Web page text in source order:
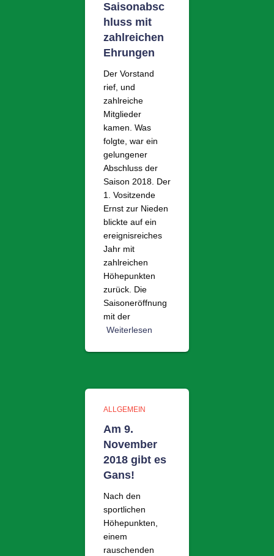
Saisonabsc
hluss mit
zahlreichen
Ehrungen
Der Vorstand
rief, und
zahlreiche
Mitglieder
kamen. Was
folgte, war ein
gelungener
Abschluss der
Saison 2018. Der
1. Vositzende
Ernst zur Nieden
blickte auf ein
ereignisreiches
Jahr mit
zahlreichen
Höhepunkten
zurück. Die
Saisoneröffnung
mit der
Weiterlesen
ALLGEMEIN
Am 9.
November
2018 gibt es
Gans!
Nach den
sportlichen
Höhepunkten,
einem
rauschenden